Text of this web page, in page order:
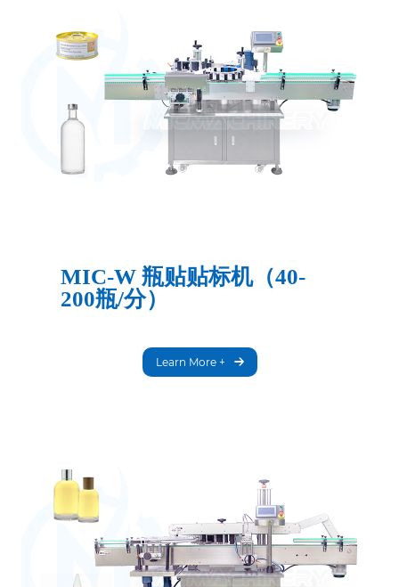
MIC-W 瓶贴贴标机（40-
200瓶/分）
Learn More +